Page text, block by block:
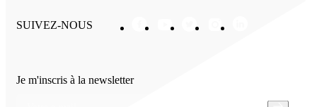
SUIVEZ-NOUS
Je m'inscris à la newsletter